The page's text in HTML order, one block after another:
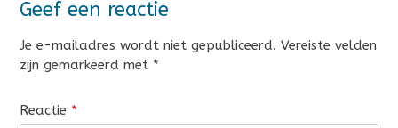
Geef een reactie
Je e-mailadres wordt niet gepubliceerd. Vereiste velden
zijn gemarkeerd met *
Reactie *